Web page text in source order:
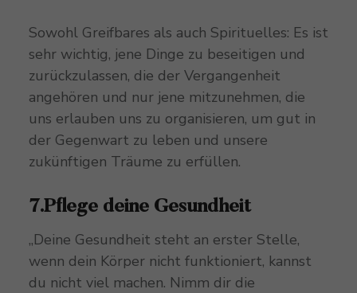
Sowohl Greifbares als auch Spirituelles: Es ist
sehr wichtig, jene Dinge zu beseitigen und
zurückzulassen, die der Vergangenheit
angehören und nur jene mitzunehmen, die
uns erlauben uns zu organisieren, um gut in
der Gegenwart zu leben und unsere
zukünftigen Träume zu erfüllen.
7.Pflege deine Gesundheit
„Deine Gesundheit steht an erster Stelle,
wenn dein Körper nicht funktioniert, kannst
du nicht viel machen. Nimm dir die